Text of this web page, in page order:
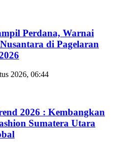
Perdana, Warnai
di Pagelaran
2026, 06:44
2026 : Kembangkan
Sumatera Utara